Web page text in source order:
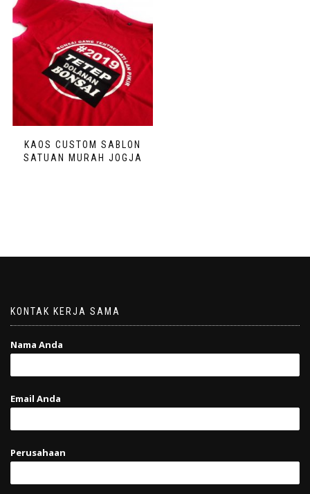
KAOS CUSTOM SABLON
SATUAN MURAH JOGJA
KONTAK KERJA SAMA
Nama Anda
Email Anda
Perusahaan